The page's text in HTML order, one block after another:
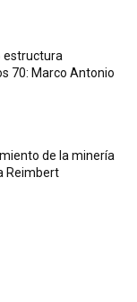
estructura
70: Marco Antonio
de la minería
Reimbert